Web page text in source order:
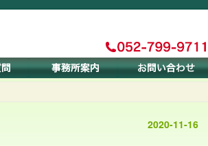
2020-11-16